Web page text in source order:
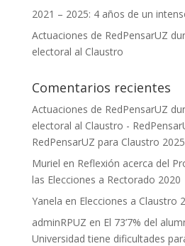
2021 – 2025: 4 años de un
Actuaciones de RedPensarUZ
electoral al Claustro
Comentarios recientes
Actuaciones de RedPensarUZ
electoral al Claustro -
RedPensarUZ para Claustro 2025
Muriel en Reflexión acerca del
las Elecciones a Rectorado 2020
Yanela en Elecciones a Claustro
adminRPUZ en El 73’7% del
Universidad tiene dificultades